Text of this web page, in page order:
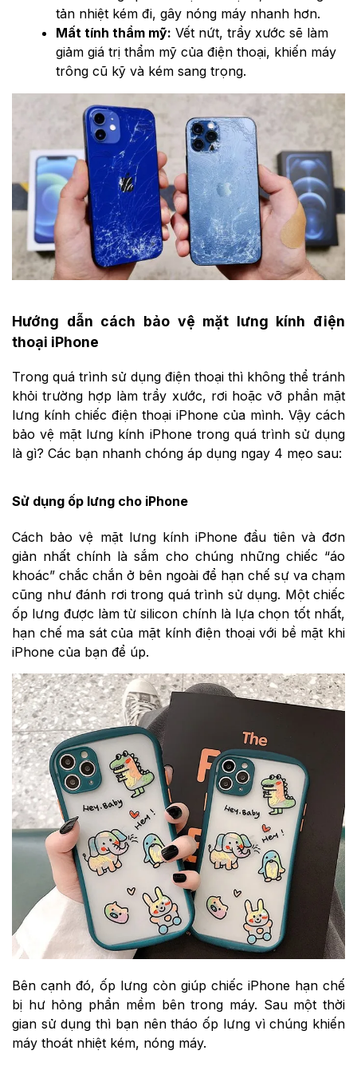
tản nhiệt kém đi, gây nóng máy nhanh hơn.
Mất tính thẩm mỹ: Vết nứt, trầy xước sẽ làm
giảm giá trị thẩm mỹ của điện thoại, khiến máy
trông cũ kỹ và kém sang trọng.
Hướng dẫn cách bảo vệ mặt lưng kính điện
thoại iPhone
Trong quá trình sử dụng điện thoại thì không thể tránh
khỏi trường hợp làm trầy xước, rơi hoặc vỡ phần mặt
lưng kính chiếc điện thoại iPhone của mình. Vậy cách
bảo vệ mặt lưng kính iPhone trong quá trình sử dụng
là gì? Các bạn nhanh chóng áp dụng ngay 4 mẹo sau:
Sử dụng ốp lưng cho iPhone
Cách bảo vệ mặt lưng kính iPhone đầu tiên và đơn
giản nhất chính là sắm cho chúng những chiếc “áo
khoác” chắc chắn ở bên ngoài để hạn chế sự va chạm
cũng như đánh rơi trong quá trình sử dụng. Một chiếc
ốp lưng được làm từ silicon chính là lựa chọn tốt nhất,
hạn chế ma sát của mặt kính điện thoại với bề mặt khi
iPhone của bạn để úp.
Bên cạnh đó, ốp lưng còn giúp chiếc iPhone hạn chế
bị hư hỏng phần mềm bên trong máy. Sau một thời
gian sử dụng thì bạn nên tháo ốp lưng vì chúng khiến
máy thoát nhiệt kém, nóng máy.